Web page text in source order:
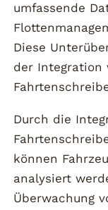
umfassende
Diese
der Integration
Durch die
können
analysiert
Überwachung